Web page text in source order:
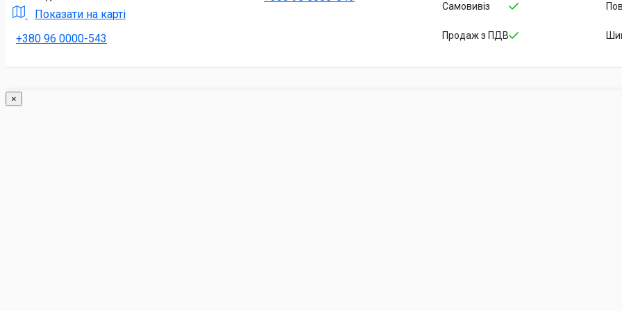
Показати на карті
+380 96 0000-543
Самовивіз
Продаж з ПДВ
×